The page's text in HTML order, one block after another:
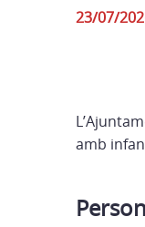
23/07/
amb